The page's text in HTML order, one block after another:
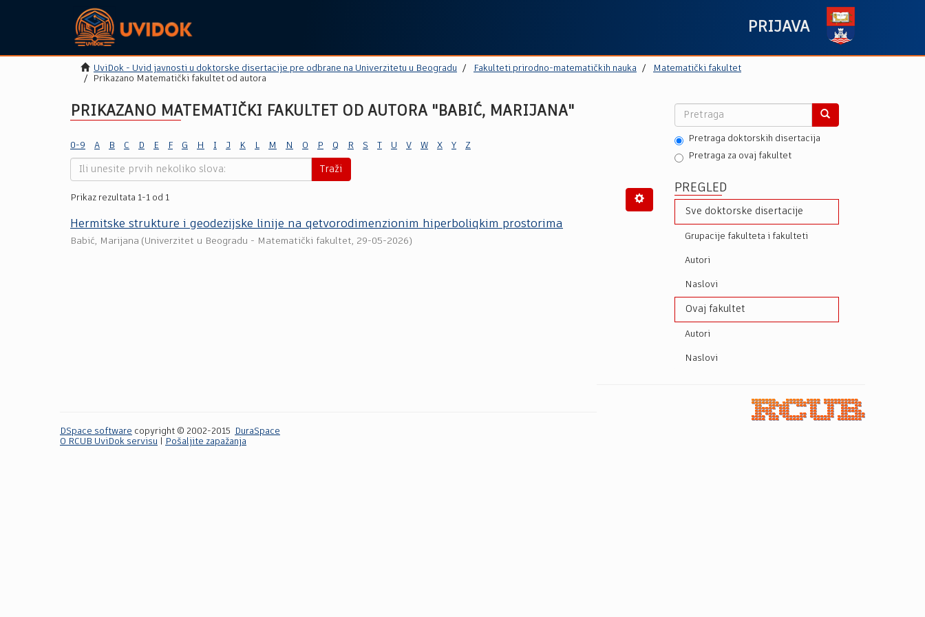
PRIJAVA
UviDok - Uvid javnosti u doktorske disertacije pre odbrane na Univerzitetu u Beogradu Fakulteti prirodno-matematičkih nauka
Matematički fakultet
Prikazano Matematički fakultet od autora
PRIKAZANO MATEMATIČKI FAKULTET OD AUTORA "BABIĆ, MARIJANA"
0-9 A B C D E F G H I J K L M N O P Q R S T U V W X Y Z
Traži
Prikaz rezultata 1-1 od 1
Hermitske strukture i geodezijske linije na qetvorodimenzionim hiperboliqkim prostorima
Babić, Marijana (Univerzitet u Beogradu - Matematički fakultet, 29-05-2026)
Pretraga doktorskih disertacija
Pretraga za ovaj fakultet
PREGLED
Sve doktorske disertacije
Grupacije fakulteta i fakulteti
Autori
Naslovi
Ovaj fakultet
Autori
Naslovi
DSpace software copyright © 2002-2015
DuraSpace
O RCUB UviDok servisu
Pošaljite zapažanja